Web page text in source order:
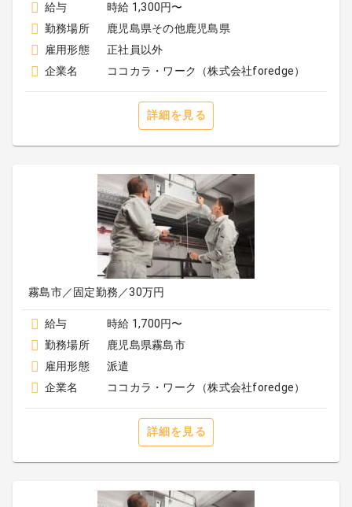
給与
時給 1,300円〜
勤務場所
鹿児島県その他鹿児島県
雇用形態
正社員以外
企業名
ココカラ・ワーク（株式会社foredge）
詳細を見る
霧島市／固定勤務／30万円
給与
時給 1,700円〜
勤務場所
鹿児島県霧島市
雇用形態
派遣
企業名
ココカラ・ワーク（株式会社foredge）
詳細を見る